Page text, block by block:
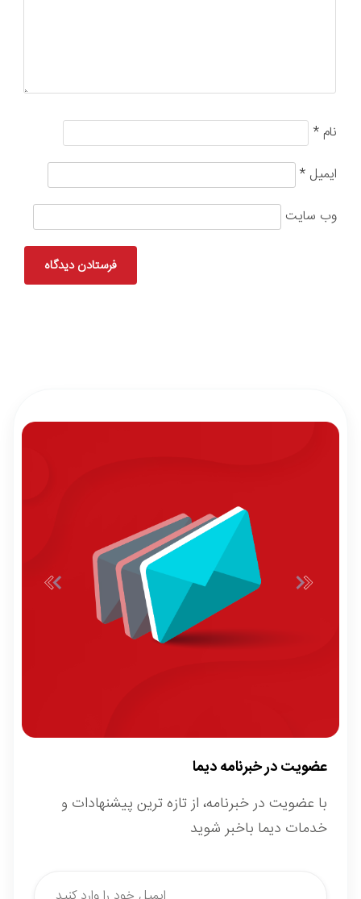
نام *
ایمیل *
وب‌ سایت
عضویت در خبرنامه دیما
با عضویت در خبرنامه، از تازه ترین پیشنهادات و
خدمات دیما باخبر شوید